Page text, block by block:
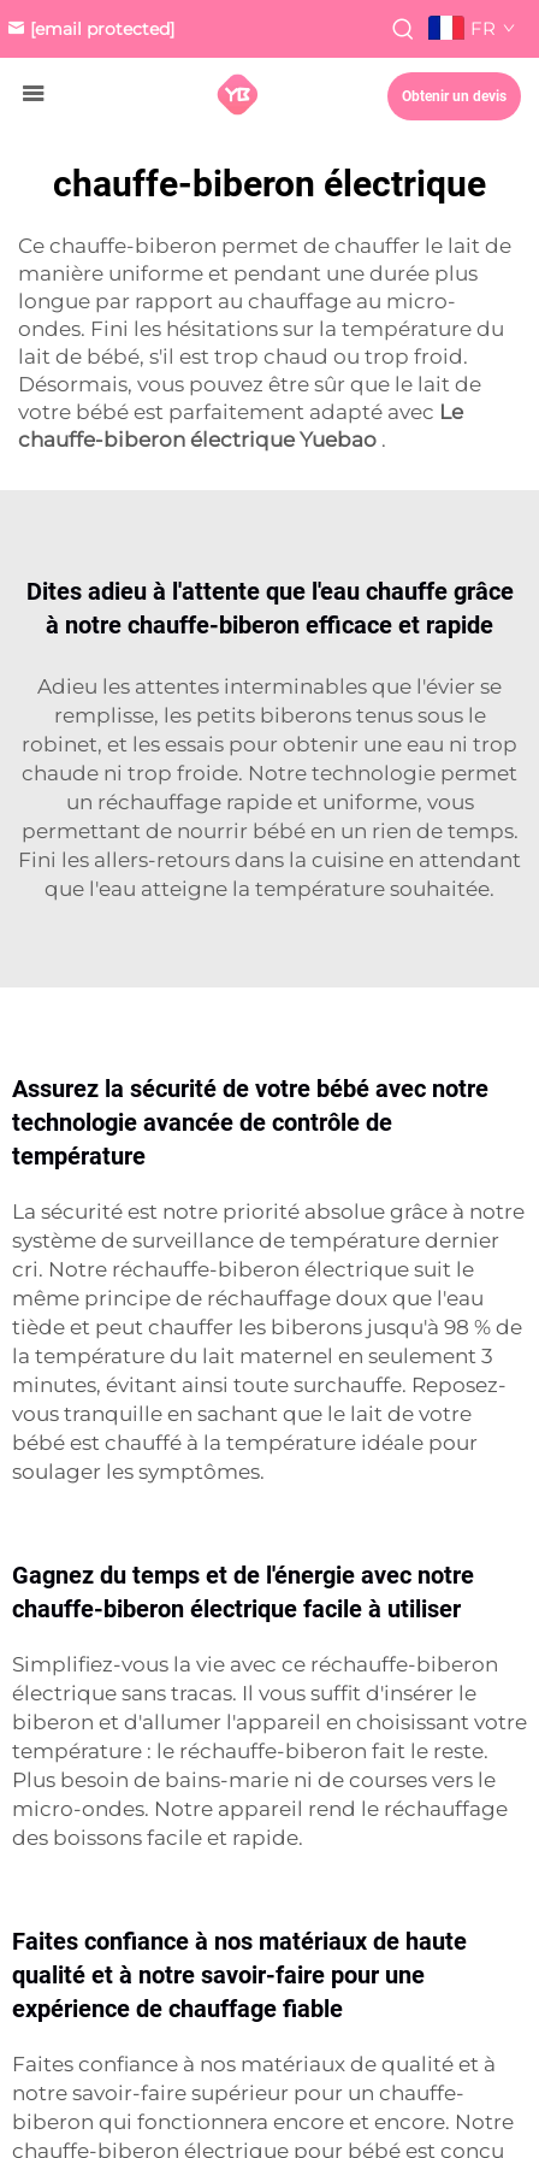
[email protected] FR
Obtenir un devis
chauffe-biberon électrique
Ce chauffe-biberon permet de chauffer le lait de
manière uniforme et pendant une durée plus
longue par rapport au chauffage au micro-
ondes. Fini les hésitations sur la température du
lait de bébé, s'il est trop chaud ou trop froid.
Désormais, vous pouvez être sûr que le lait de
votre bébé est parfaitement adapté avec Le
chauffe-biberon électrique Yuebao .
Dites adieu à l'attente que l'eau chauffe grâce
à notre chauffe-biberon efficace et rapide
Adieu les attentes interminables que l'évier se
remplisse, les petits biberons tenus sous le
robinet, et les essais pour obtenir une eau ni trop
chaude ni trop froide. Notre technologie permet
un réchauffage rapide et uniforme, vous
permettant de nourrir bébé en un rien de temps.
Fini les allers-retours dans la cuisine en attendant
que l'eau atteigne la température souhaitée.
Assurez la sécurité de votre bébé avec notre
technologie avancée de contrôle de
température
La sécurité est notre priorité absolue grâce à notre
système de surveillance de température dernier
cri. Notre réchauffe-biberon électrique suit le
même principe de réchauffage doux que l'eau
tiède et peut chauffer les biberons jusqu'à 98 % de
la température du lait maternel en seulement 3
minutes, évitant ainsi toute surchauffe. Reposez-
vous tranquille en sachant que le lait de votre
bébé est chauffé à la température idéale pour
soulager les symptômes.
Gagnez du temps et de l'énergie avec notre
chauffe-biberon électrique facile à utiliser
Simplifiez-vous la vie avec ce réchauffe-biberon
électrique sans tracas. Il vous suffit d'insérer le
biberon et d'allumer l'appareil en choisissant votre
température : le réchauffe-biberon fait le reste.
Plus besoin de bains-marie ni de courses vers le
micro-ondes. Notre appareil rend le réchauffage
des boissons facile et rapide.
Faites confiance à nos matériaux de haute
qualité et à notre savoir-faire pour une
expérience de chauffage fiable
Faites confiance à nos matériaux de qualité et à
notre savoir-faire supérieur pour un chauffe-
biberon qui fonctionnera encore et encore. Notre
chauffe-biberon électrique pour bébé est conçu